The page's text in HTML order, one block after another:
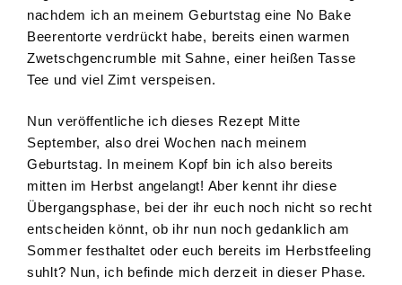
nachdem ich an meinem Geburtstag eine No Bake
Beerentorte verdrückt habe, bereits einen warmen
Zwetschgencrumble mit Sahne, einer heißen Tasse
Tee und viel Zimt verspeisen.
Nun veröffentliche ich dieses Rezept Mitte
September, also drei Wochen nach meinem
Geburtstag. In meinem Kopf bin ich also bereits
mitten im Herbst angelangt! Aber kennt ihr diese
Übergangsphase, bei der ihr euch noch nicht so recht
entscheiden könnt, ob ihr nun noch gedanklich am
Sommer festhaltet oder euch bereits im Herbstfeeling
suhlt? Nun, ich befinde mich derzeit in dieser Phase.